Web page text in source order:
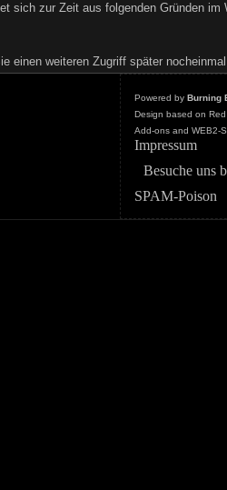
sich zur Zeit aus folgenden Gründen im
einen weiteren Zugriff später
Powered by Burning
Design based on
Add-ons and WEB2-
Impressum
Besuche uns
SPAM-Poison